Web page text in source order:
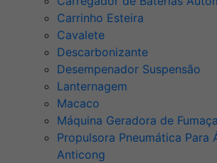
Carrinho Esteira
Cavalete
Descarbonizante
Desempenador Suspensão
Lanternagem
Macaco
Máquina Geradora de Fumaça
Propulsora Pneumática Para
Anticong